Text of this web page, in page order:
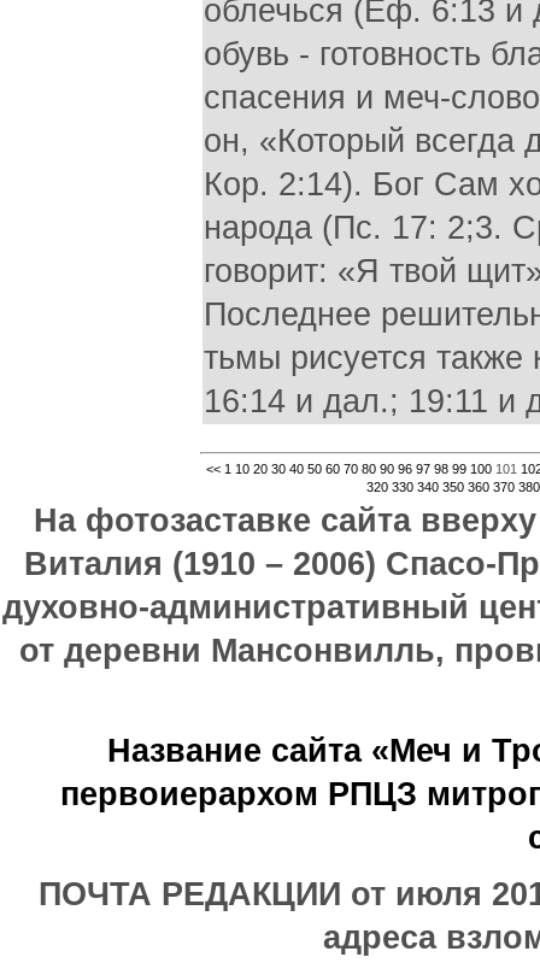
<< 1 10 20 30 40 50 60 70 80 90 96 97 98 99 100101
320 330 340 350 360 370 380
На фотозаставке сайта
Виталия (1910 – 2006) Спасо-
духовно-административный
от деревни Мансонвилль,
Название сайта «Меч и
первоиерархом РПЦЗ
ПОЧТА РЕДАКЦИИ от июля
адреса